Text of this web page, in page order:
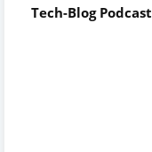
Tech-Blog Podcast